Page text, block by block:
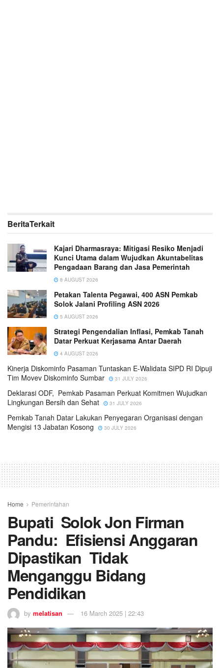
BeritaTerkait
Kajari Dharmasraya: Mitigasi Resiko Menjadi
Kunci Utama dalam Wujudkan Akuntabelitas
Pengadaan Barang dan Jasa Pemerintah
8 AUGUST 2026
Petakan Talenta Pegawai, 400 ASN Pemkab
Solok Jalani Profiling ASN 2026
5 AUGUST 2026
Strategi Pengendalian Inflasi, Pemkab Tanah
Datar Perkuat Kerjasama Antar Daerah
4 AUGUST 2026
Kinerja Diskominfo Pasaman Tuntaskan E-Walidata SIPD RI Dipuji
Tim Movev Diskominfo Sumbar
31 JULY 2026
Deklarasi ODF, Pemkab Pasaman Perkuat Komitmen Wujudkan
Lingkungan Bersih dan Sehat
31 JULY 2026
Pemkab Tanah Datar Lakukan Penyegaran Organisasi dengan
Mengisi 13 Jabatan Kosong
30 JULY 2026
Home Pemerintahan
Bupati Solok Jon Firman
Pandu: Efisiensi Anggaran
Dipastikan Tidak
Menganggu Bidang
Pendidikan
by melatisan 16 March 2025 | 22:43